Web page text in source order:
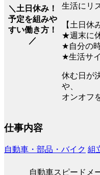
＼土日休み！
予定を組みや
すい働き方！
／
生活にリ
【土日休
★週末に
★自分の
★生活サ
休む日が
や、
オンオフ
仕事内容
自動車・部品・バイク 組
自動車スピードメ